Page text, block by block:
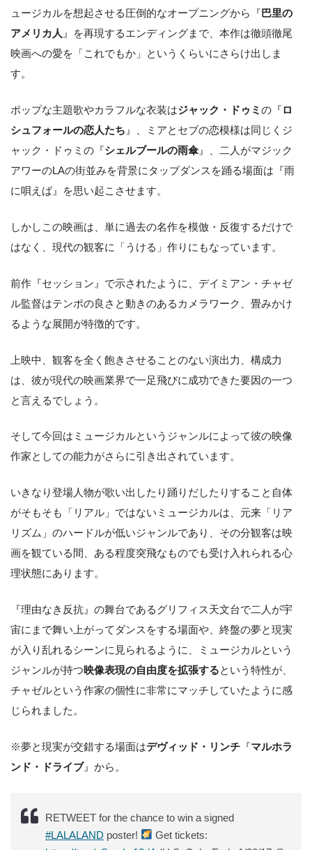
ュージカルを想起させる圧倒的なオープニングから『巴里の
アメリカ人』を再現するエンディングまで、本作は徹頭徹尾
映画への愛を「これでもか」というくらいにさらけ出しま
す。
ポップな主題歌やカラフルな衣装はジャック・ドゥミ の『ロ
シュフォールの恋人たち 』、ミアとセブの恋模様は同じくジ
ャック・ドゥミの『シェルブールの雨傘 』、二人がマジック
アワーのLAの街並みを背景にタップダンスを踊る場面は『雨
に唄えば』を思い起こさせます。
しかしこの映画は、単に過去の名作を模倣・反復するだけで
はなく、現代の観客に「うける」作りにもなっています。
前作『セッション』で示されたように、デイミアン・チャゼ
ル監督はテンポの良さと動きのあるカメラワーク、畳みかけ
るような展開が特徴的です。
上映中、観客を全く飽きさせることのない演出力、構成力
は、彼が現代の映画業界で一足飛びに成功できた要因の一つ
と言えるでしょう。
そして今回はミュージカルというジャンルによって彼の映像
作家としての能力がさらに引き出されています。
いきなり登場人物が歌い出したり踊りだしたりすること自体
がそもそも「リアル」ではないミュージカルは、元来「リア
リズム」のハードルが低いジャンルであり、その分観客は映
画を観ている間、ある程度突飛なものでも受け入れられる心
理状態にあります。
『理由なき反抗』の舞台であるグリフィス天文台で二人が宇
宙にまで舞い上がってダンスをする場面や、終盤の夢と現実
が入り乱れるシーンに見られるように、ミュージカルという
ジャンルが持つ映像表現の自由度を拡張するという特性が、
チャゼルという作家の個性に非常にマッチしていたように感
じられました。
※夢と現実が交錯する場面はデヴィッド・リンチ 『マルホラ
ンド・ドライブ』から。
RETWEET for the chance to win a signed
#LALALAND poster!
Get tickets: